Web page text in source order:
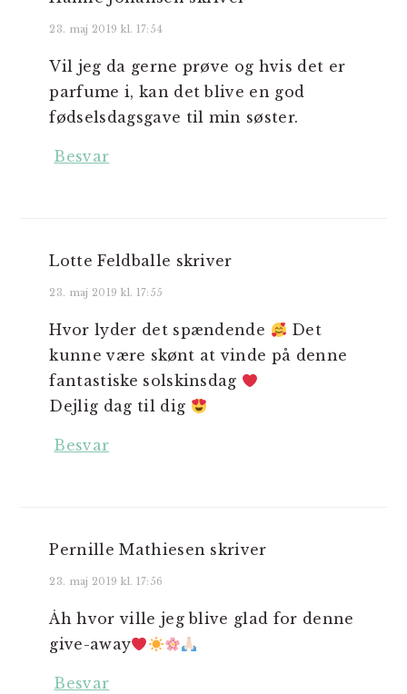
23. maj 2019 kl. 17:54
Vil jeg da gerne prøve og hvis det er
parfume i, kan det blive en god
fødselsdagsgave til min søster.
Besvar
Lotte Feldballe skriver
23. maj 2019 kl. 17:55
Hvor lyder det spændende
Det
kunne være skønt at vinde på denne
fantastiske solskinsdag
Dejlig dag til dig
Besvar
Pernille Mathiesen skriver
23. maj 2019 kl. 17:56
Åh hvor ville jeg blive glad for denne
give-away
Besvar